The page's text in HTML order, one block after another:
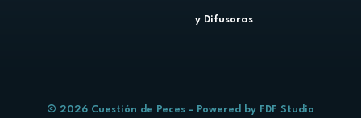
y Difusoras
© 2026 Cuestión de Peces - Powered by FDF Studio